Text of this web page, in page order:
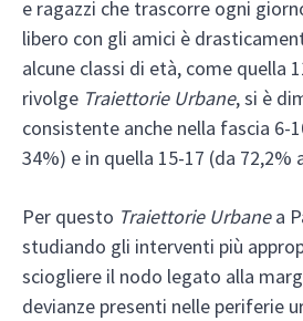
e ragazzi che trascorre ogni
libero con gli amici è
alcune classi di età, come quella
rivolge Traiettorie Urbane, si è
consistente anche nella fascia 6-
34%) e in quella 15-17 (da 72,2%
Per questo Traiettorie Urbanea
studiando gli interventi più
sciogliere il nodo legato alla
devianze presenti nelle periferie